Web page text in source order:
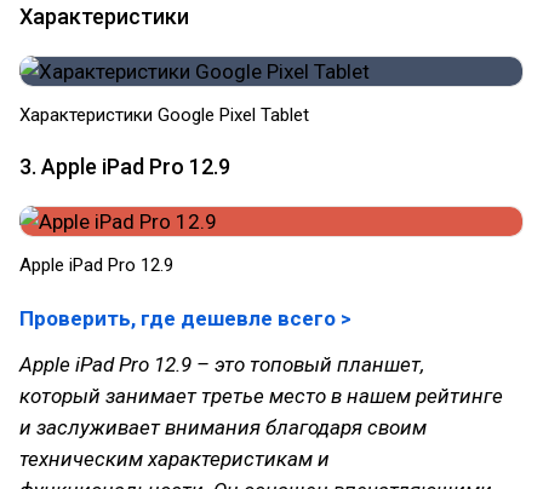
Характеристики
Характеристики Google Pixel Tablet
3. Apple iPad Pro 12.9
Apple iPad Pro 12.9
Проверить, где дешевле всего >
Apple iPad Pro 12.9 – это топовый планшет,
который занимает третье место в нашем рейтинге
и заслуживает внимания благодаря своим
техническим характеристикам и